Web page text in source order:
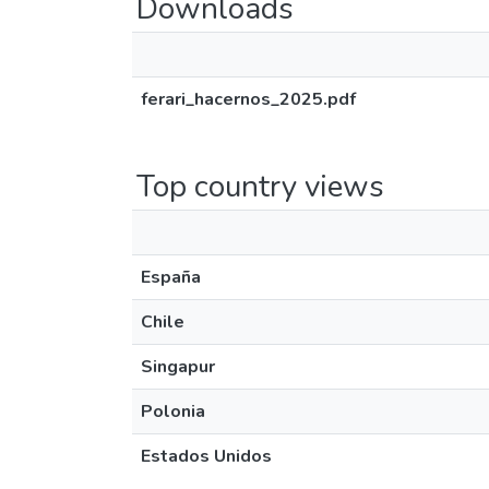
Downloads
ferari_hacernos_2025.pdf
Top country views
España
Chile
Singapur
Polonia
Estados Unidos